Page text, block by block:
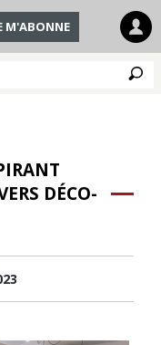
M'ABONNE
DÉCO-